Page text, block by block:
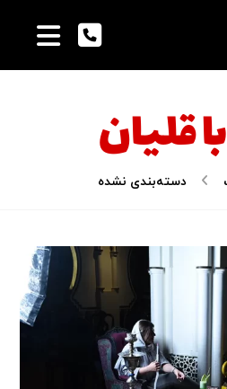
قلیان
دسته‌بندی نشده